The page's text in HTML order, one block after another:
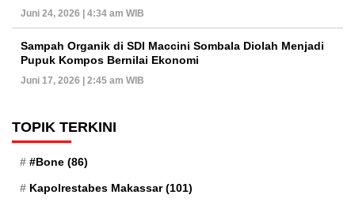
Juni 24, 2026 | 4:34 am WIB
Sampah Organik di SDI Maccini Sombala Diolah Menjadi
Pupuk Kompos Bernilai Ekonomi
Juni 17, 2026 | 2:45 am WIB
TOPIK TERKINI
#Bone (86)
Kapolrestabes Makassar(101)